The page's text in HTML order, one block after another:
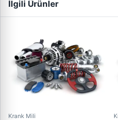
İlgili Ürünler
Krank Mili